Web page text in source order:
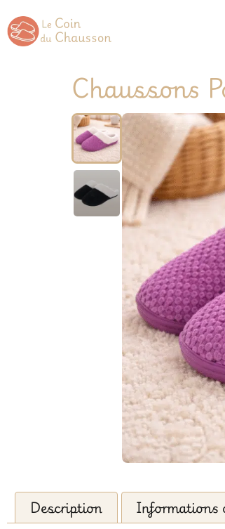
Chaussons
Description Informations